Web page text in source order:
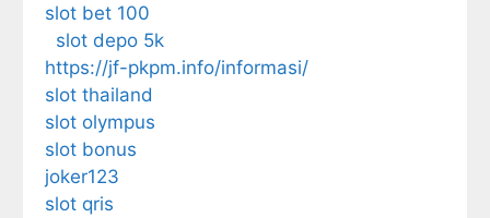
slot bet 100
slot depo 5k
https://jf-pkpm.info/informasi/
slot thailand
slot olympus
slot bonus
joker123
slot qris